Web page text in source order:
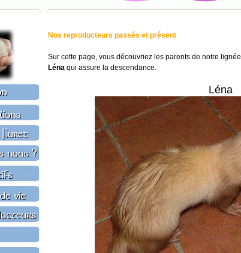
Nos reproducteurs passés et présent
Sur cette page, vous découvriez les parents de notre lignée
Léna qui assure la descendance.
Léna